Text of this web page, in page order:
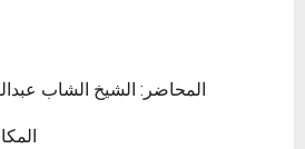
المحاضر: الشيخ الشاب